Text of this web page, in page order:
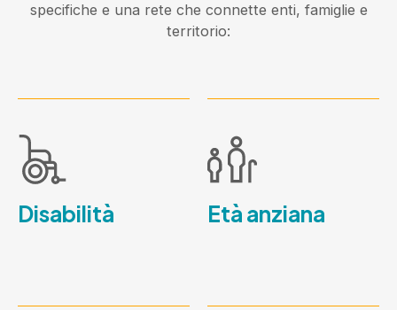
specifiche e una rete che connette enti, famiglie e
territorio:
Disabilità Età anziana